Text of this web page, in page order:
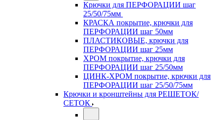
Крючки для ПЕРФОРАЦИИ шаг
25/50/75мм
КРАСКА покрытие, крючки для
ПЕРФОРАЦИИ шаг 50мм
ПЛАСТИКОВЫЕ, крючки для
ПЕРФОРАЦИИ шаг 25мм
ХРОМ покрытие, крючки для
ПЕРФОРАЦИИ шаг 25/50мм
ЦИНК-ХРОМ покрытие, крючки для
ПЕРФОРАЦИИ шаг 25/50/75мм
Крючки и кронштейны для РЕШЕТОК/
СЕТОК